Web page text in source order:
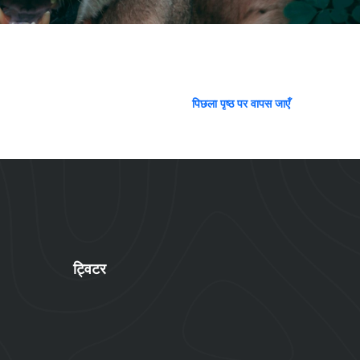
पिछला पृष्ठ पर वापस जाएँ
ट्विटर